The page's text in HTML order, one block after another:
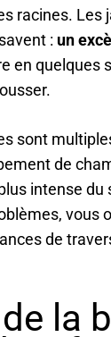
racines. Les
: un
en quelques
sont
de
intense du
vous
de
la